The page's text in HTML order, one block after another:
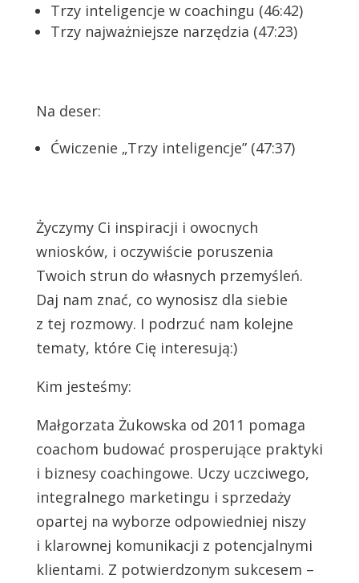
Trzy inteligencje w coachingu (46:42)
Trzy najważniejsze narzędzia (47:23)
Na deser:
Ćwiczenie „Trzy inteligencje” (47:37)
Życzymy Ci inspiracji i owocnych
wniosków, i oczywiście poruszenia
Twoich strun do własnych przemyśleń.
Daj nam znać, co wynosisz dla siebie
z tej rozmowy. I podrzuć nam kolejne
tematy, które Cię interesują:)
Kim jesteśmy:
Małgorzata Żukowska od 2011 pomaga
coachom budować prosperujące praktyki
i biznesy coachingowe. Uczy uczciwego,
integralnego marketingu i sprzedaży
opartej na wyborze odpowiedniej niszy
i klarownej komunikacji z potencjalnymi
klientami. Z potwierdzonym sukcesem –